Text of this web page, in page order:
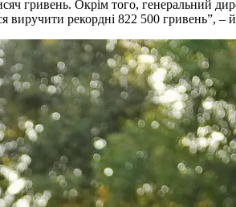
гривень. Окрім того, генеральний
рекордні 822 500 гривень”, –